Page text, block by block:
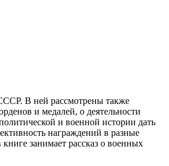
В ней рассмотрены также
и медалей, о деятельности
и военной истории дать
награждений в разные
занимает рассказ о военных